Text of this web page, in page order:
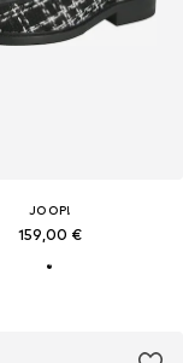
JOOP!
159,00 €